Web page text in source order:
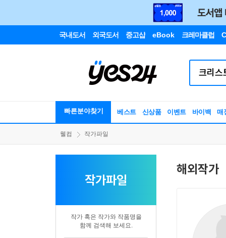
국내도서 외국도서 중고샵 eBook 크레마클럽
빠른분야찾기 베스트 신상품 이벤트 바이백 매
웰컴 작가파일
작가파일
작가 혹은 작가와 작품명을
함께 검색해 보세요.
해외작가